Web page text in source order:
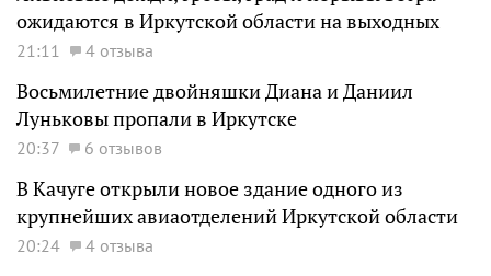
ожидаются в Иркутской области на выходных
21:11 4 отзыва
Восьмилетние двойняшки Диана и Даниил
Луньковы пропали в Иркутске
20:37 6 отзывов
В Качуге открыли новое здание одного из
крупнейших авиаотделений Иркутской области
20:24
4 отзыва